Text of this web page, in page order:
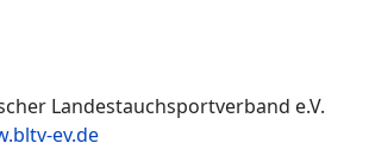
Landestauch­sportverband e.V.
ev.de